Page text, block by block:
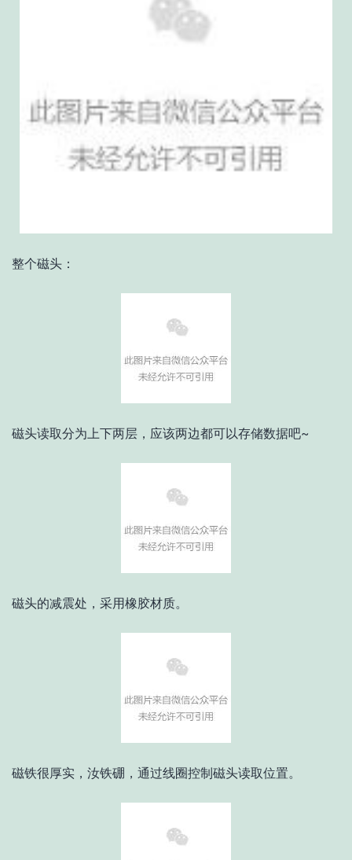
整个磁头：
磁头读取分为上下两层，应该两边都可以存储数据吧~
磁头的减震处，采用橡胶材质。
磁铁很厚实，汝铁硼，通过线圈控制磁头读取位置。